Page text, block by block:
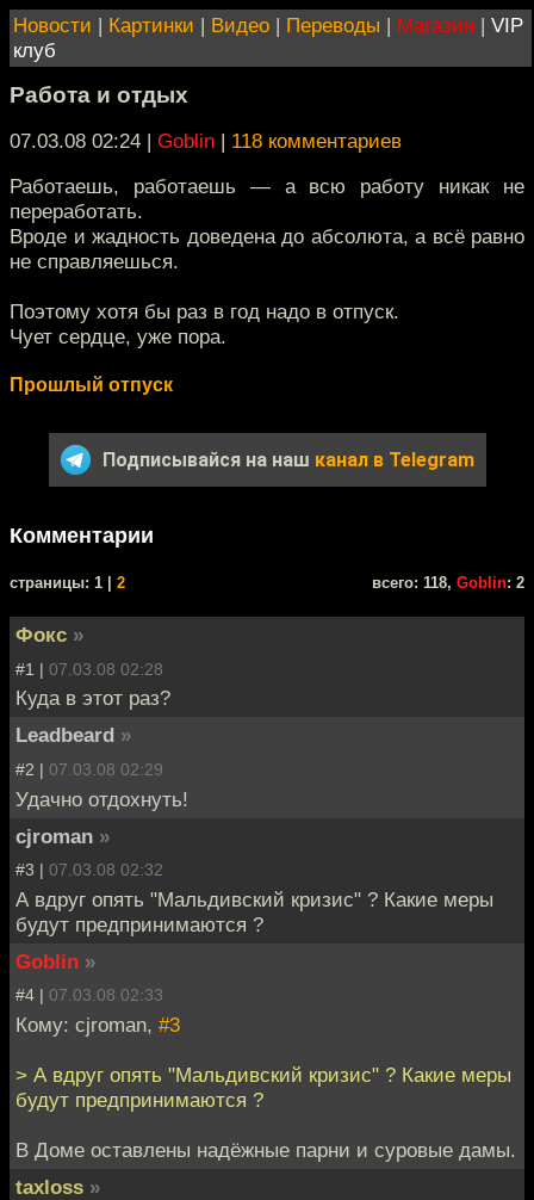
Новости | Картинки | Видео | Переводы | Магазин | VIP
клуб
Работа и отдых
07.03.08 02:24 | Goblin | 118 комментариев
Работаешь, работаешь — а всю работу никак не
переработать.
Вроде и жадность доведена до абсолюта, а всё равно
не справляешься.
Поэтому хотя бы раз в год надо в отпуск.
Чует сердце, уже пора.
Прошлый отпуск
Подписывайся на наш канал в Telegram
Комментарии
cтраницы: 1 | 2 всего: 118, Goblin: 2
Фокс »
#1 | 07.03.08 02:28
Куда в этот раз?
Leadbeard »
#2 | 07.03.08 02:29
Удачно отдохнуть!
cjroman »
#3 | 07.03.08 02:32
А вдруг опять "Мальдивский кризис" ? Какие меры
будут предпринимаются ?
Goblin »
#4 | 07.03.08 02:33
Кому: cjroman, #3
> А вдруг опять "Мальдивский кризис" ? Какие меры
будут предпринимаются ?
В Доме оставлены надёжные парни и суровые дамы.
taxloss »